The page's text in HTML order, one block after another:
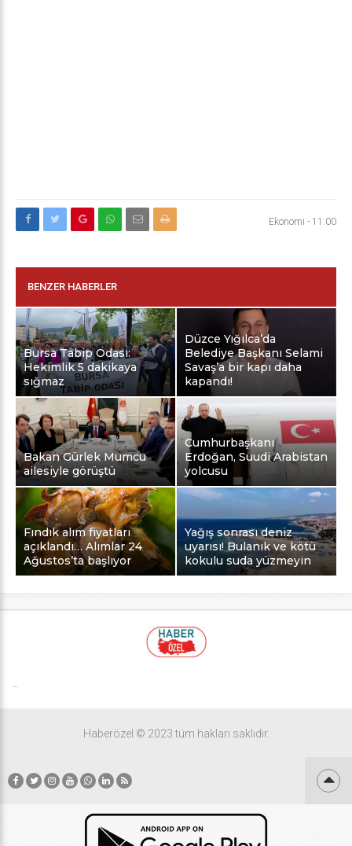
Ekonomi - 11:00
BENZER HABERLER
Bursa Tabip Odası:
Hekimlik 5 dakikaya
sığmaz
Düzce Yığılca’da
Belediye Başkanı Selami
Savaş’a bir kapı daha
kapandı!
Bakan Gürlek Mumcu
ailesiyle görüştü
Cumhurbaşkanı
Erdoğan, Suudi Arabistan
yolcusu
Fındık alım fiyatları
açıklandı… Alımlar 24
Ağustos’ta başlıyor
Yağış sonrası deniz
uyarısı! Bulanık ve kötü
kokulu suda yüzmeyin
Haberözel © 2023 tüm hakları saklıdır.